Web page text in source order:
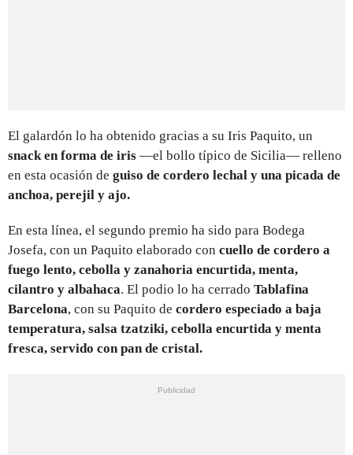
El galardón lo ha obtenido gracias a su Iris Paquito, un
snack en forma de iris —el bollo típico de Sicilia— relleno
en esta ocasión de guiso de cordero lechal y una picada de
anchoa, perejil y ajo.
En esta línea, el segundo premio ha sido para Bodega
Josefa, con un Paquito elaborado con cuello de cordero a
fuego lento, cebolla y zanahoria encurtida, menta,
cilantro y albahaca. El podio lo ha cerrado Tablafina
Barcelona, con su Paquito de cordero especiado a baja
temperatura, salsa tzatziki, cebolla encurtida y menta
fresca, servido con pan de cristal.